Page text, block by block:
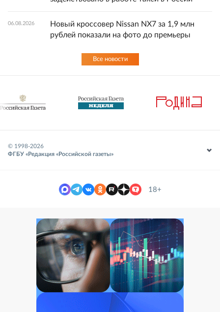
06.08.2026
Новый кроссовер Nissan NX7 за 1,9 млн
рублей показали на фото до премьеры
Все новости
© 1998-2026
ФГБУ «Редакция «Российской газеты»
18+